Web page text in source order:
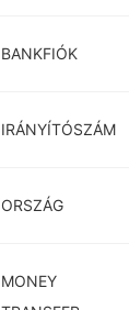
BANKFIÓK
IRÁNYÍTÓSZÁM
ORSZÁG
MONEY